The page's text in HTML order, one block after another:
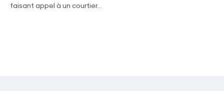
faisant appel à un courtier...